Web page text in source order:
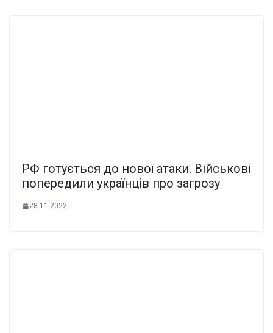
РФ готується до нової атаки. Військові
попередили українців про загрозу
28.11.2022